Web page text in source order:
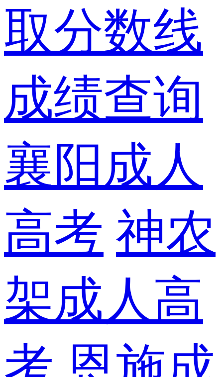
取分数线
成绩查询
襄阳成人
高考 神农
架成人高